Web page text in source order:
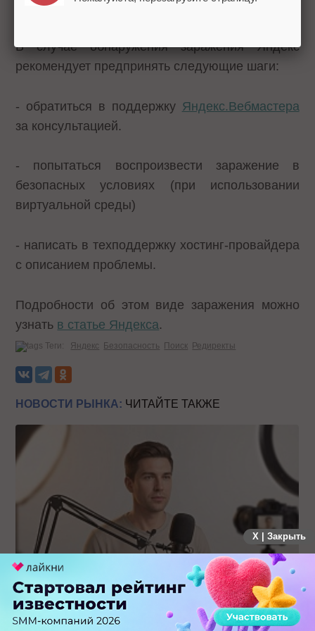
могут его устранить самостоятельно.
В случае обнаружения заражения Яндекс
рекомендует предпринять следующие шаги:
- обратиться в поддержку Яндекс.Вебмастера
за консультацией.
- попытаться воспроизвести заражение в
безопасных условиях (при использовании
виртуальной среды)
- написать в техподдержку хостинг-провайдера
с описанием проблемы.
Подробности об этом виде заражения можно
узнать в статье Яндекса.
Теги: Яндекс Безопасность Поиск Редиректы
НОВОСТИ РЫНКА: ЧИТАЙТЕ ТАКЖЕ
Российский рынок инфлюенс-маркетинга вошел в фазу
стагнации после нескольких лет роста
X | Закрыть